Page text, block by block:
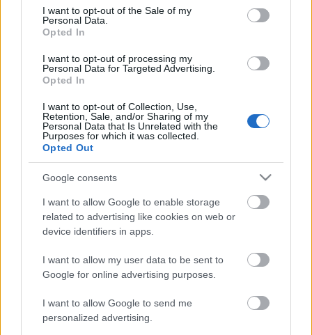
consent section.
I want to opt-out of the Sale of my
Personal Data.
Opted In
I want to opt-out of processing my
Personal Data for Targeted Advertising.
Opted In
I want to opt-out of Collection, Use,
Retention, Sale, and/or Sharing of my
Personal Data that Is Unrelated with the
Purposes for which it was collected.
Opted Out
Google consents
I want to allow Google to enable storage
related to advertising like cookies on web or
device identifiers in apps.
I want to allow my user data to be sent to
Google for online advertising purposes.
I want to allow Google to send me
personalized advertising.
selejtezőkön 150 nevező közül jutottak be a döntőbe.
Köztük van például a címvédő
, valamintAndré
Ferenc, Bartha Lóránd "Róka", Basch Péter
Bájer Máté,Bárány Bence,Bock Balázs
Csider
István Zoltán,Csinta Áron,Gábor Tamás
"Indiana",Győrfi Kata
Horváth Kristóf "Színész Bob",Kajati Bálint
"Hyka",Kemény Zsófi,Kövér András "Kövi",Kupa
,Mészáros Péter,Müller Henrietta
Müller
Péter Sziámi,Simon Márton
István,Tengler Gergely, "TG",Terján Nóriés
Tolnai Eszti.
A végeredményről öttagú zsűri dönt, amelyben a
három szakmai delegált (Ladik Katalin
László ésBencsik Ádám "Ponza") mellett két fővel
a közönség is képviselteti magát.
Az eseményt a Slam Poetry Budapest konferanszié